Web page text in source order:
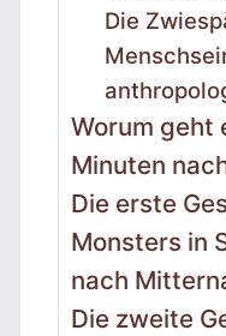
Die
Worum geht
Minuten
Die erste
Monsters in
nach
Die zweite